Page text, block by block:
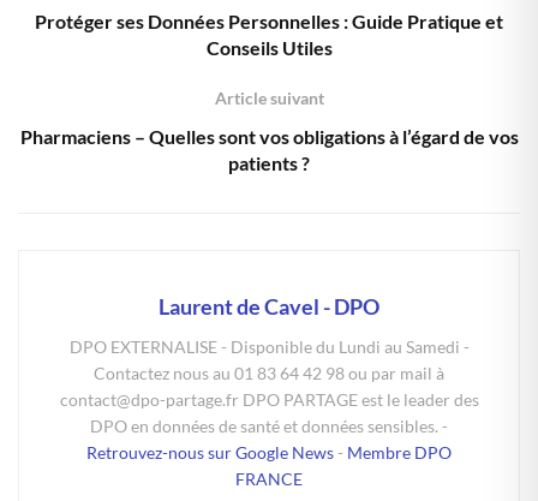
Protéger ses Données Personnelles : Guide Pratique et
Conseils Utiles
Article suivant
Pharmaciens – Quelles sont vos obligations à l’égard de vos
patients ?
Laurent de Cavel - DPO
DPO EXTERNALISE - Disponible du Lundi au Samedi -
Contactez nous au 01 83 64 42 98 ou par mail à
contact@dpo-partage.fr DPO PARTAGE est le leader des
DPO en données de santé et données sensibles. -
Retrouvez-nous sur Google News- Membre DPO
FRANCE